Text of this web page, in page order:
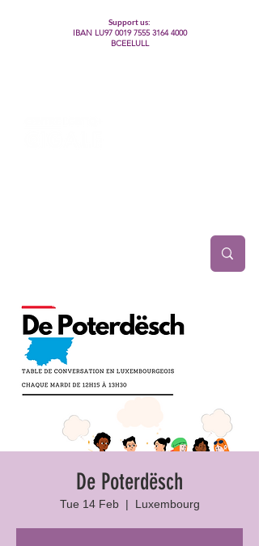
Support us:
IBAN LU97 0019 7555 3164 4000
BCEELULL
De Poterdësch
Tue 14 Feb
  |
Luxembourg